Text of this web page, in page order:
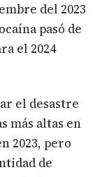
del 2023
pasó de
el 2024
el desastre
más altas en
2023, pero
de